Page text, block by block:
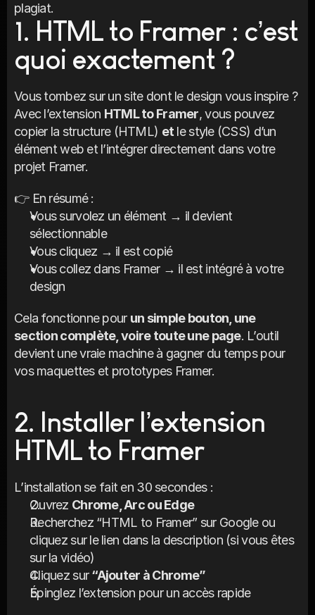
plagiat.
1. HTML to Framer : c’est
quoi exactement ?
Vous tombez sur un site dont le design vous inspire ?
Avec l’extension HTML to Framer, vous pouvez
copier la structure (HTML) et le style (CSS) d’un
élément web et l’intégrer directement dans votre
projet Framer.
👉 En résumé :
Vous survolez un élément → il devient
sélectionnable
Vous cliquez → il est copié
Vous collez dans Framer → il est intégré à votre
design
Cela fonctionne pour un simple bouton, une
section complète, voire toute une page. L’outil
devient une vraie machine à gagner du temps pour
vos maquettes et prototypes Framer.
2. Installer l’extension
HTML to Framer
L’installation se fait en 30 secondes :
Ouvrez Chrome, Arc ou Edge
Recherchez “HTML to Framer” sur Google ou
cliquez sur le lien dans la description (si vous êtes
sur la vidéo)
Cliquez sur “Ajouter à Chrome”
Épinglez l’extension pour un accès rapide